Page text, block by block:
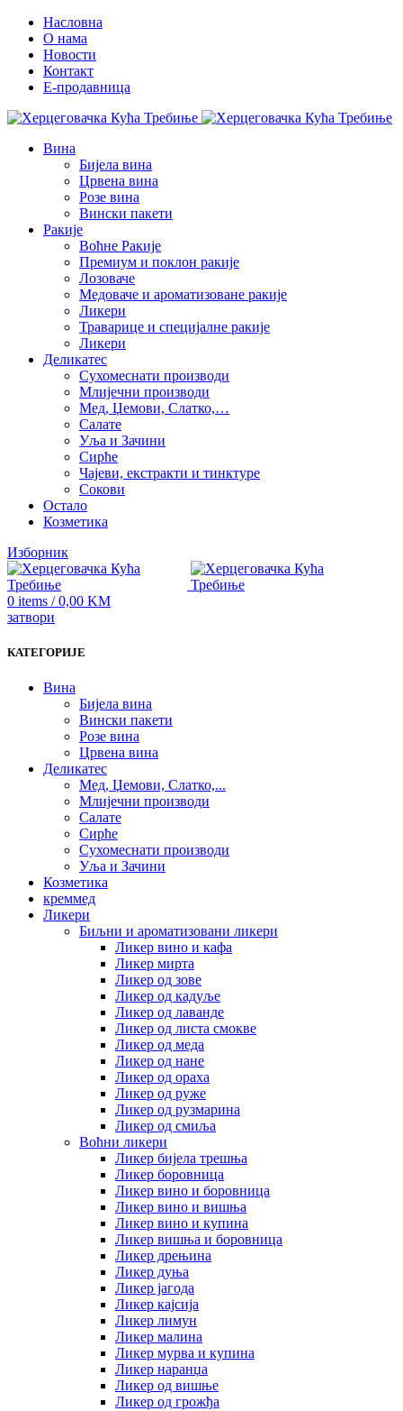
Насловна
О нама
Новости
Контакт
E-продавница
Вина
Бијела вина
Црвена вина
Розе вина
Вински пакети
Ракије
Воћне Ракије
Премиум и поклон ракије
Лозоваче
Медоваче и ароматизоване ракије
Ликери
Траварице и специјалне ракије
Ликери
Деликатес
Сухомеснати производи
Млијечни производи
Мед, Џемови, Слатко,…
Салате
Уља и Зачини
Сирће
Чајеви, екстракти и тинктуре
Сокови
Остало
Козметика
Изборник
0 items / 0,00 KM
затвори
КАТЕГОРИЈЕ
Вина
Бијела вина
Вински пакети
Розе вина
Црвена вина
Деликатес
Мед, Џемови, Слатко,...
Млијечни производи
Салате
Сирће
Сухомеснати производи
Уља и Зачини
Козметика
креммед
Ликери
Биљни и ароматизовани ликери
Ликер вино и кафа
Ликер мирта
Ликер од зове
Ликер од кадуље
Ликер од лаванде
Ликер од листа смокве
Ликер од меда
Ликер од нане
Ликер од ораха
Ликер од руже
Ликер од рузмарина
Ликер од смиља
Воћни ликери
Ликер бијела трешња
Ликер боровница
Ликер вино и боровница
Ликер вино и вишња
Ликер вино и купина
Ликер вишња и боровница
Ликер дрењина
Ликер дуња
Ликер јагода
Ликер кајсија
Ликер лимун
Ликер малина
Ликер мурва и купина
Ликер наранџа
Ликер од вишње
Ликер од грожђа